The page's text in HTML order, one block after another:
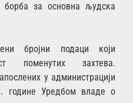
борба за основна људска
бројни подаци који
поменутих захтева.
у администрацији
године Уредбом владе о